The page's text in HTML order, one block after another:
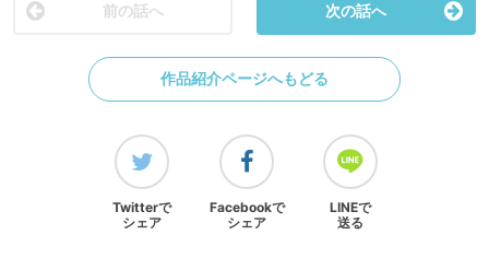
前の話へ 次の話へ
作品紹介ページへもどる
Twitterで
シェア
Facebookで
シェア
LINEで
送る